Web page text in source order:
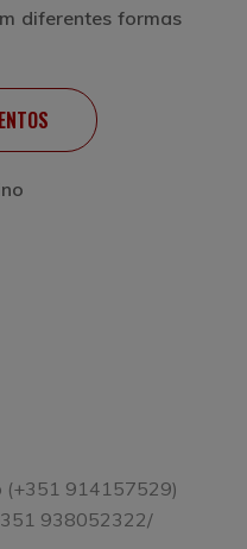
diferentes formas
(+351 914157529)
938052322/